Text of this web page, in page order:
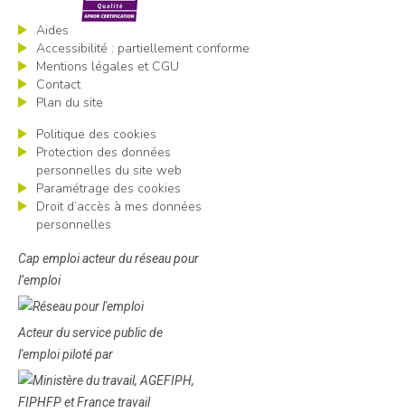
Aides
Accessibilité : partiellement conforme
Mentions légales et CGU
Contact
Plan du site
Politique des cookies
Protection des données
personnelles du site web
Paramétrage des cookies
Droit d’accès à mes données
personnelles
Cap emploi acteur du réseau pour
l’emploi
Acteur du service public de
l'emploi piloté par